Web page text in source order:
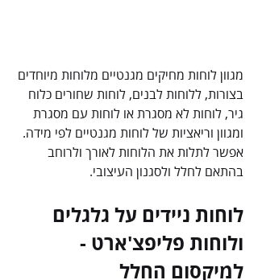
מגוון לוחות מחיקים מגנטיים מלוחות מיוחדים
בצורות, ללוחות לבנים, לוחות שחורים כלוח
גיר, לוחות לא מסגרת או לוחות עם מסגרת
ומגוון וריאציות של לוחות מגנטיים לפי מידה.
אפשר לתלות את הלוחות לאורך ולרוחב
בהתאם לחלל ולסגנון העיצובי.
לוחות ניידים על גלגלים
ולוחות פליפצ'ארט -
למיקסום החלל